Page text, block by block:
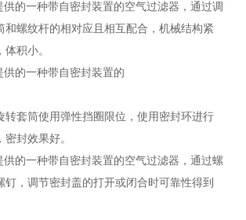
供的一种带自密封装置的空气过滤器，通过调
和螺纹杆的相对应且相互配合，机械结构紧
积小。
供的一种带自密封装置的
转套筒使用弹性挡圈限位，使用密封环进行
封效果好。
供的一种带自密封装置的空气过滤器，通过螺
钉，调节密封盖的打开或闭合时可靠性得到